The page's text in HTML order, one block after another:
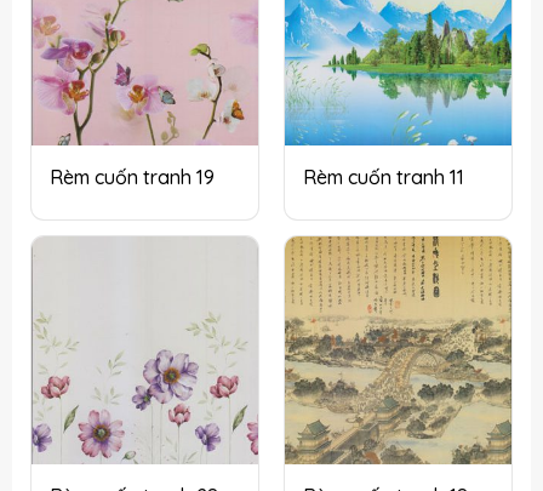
Rèm cuốn tranh 19 Rèm cuốn tranh 11